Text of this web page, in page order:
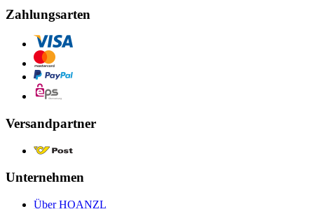
Zahlungsarten
Versandpartner
Unternehmen
Über HOANZL